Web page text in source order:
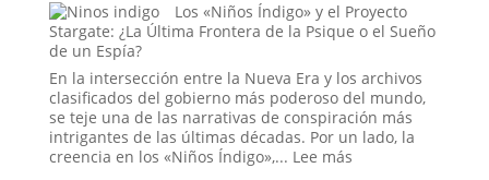
Blanca
o
Mito
más
Perverso?
Ritual
del
del
Mundo:
Dentro
de
Los «Niños Índigo» y el Proyecto
Stargate: ¿La Última Frontera de la Psique o el Sueño
de un Espía?
En la intersección entre la Nueva Era y los archivos
clasificados del gobierno más poderoso del mundo,
se teje una de las narrativas de conspiración más
intrigantes de las últimas décadas. Por un lado, la
creencia en los «Niños Índigo»,... Lee más: